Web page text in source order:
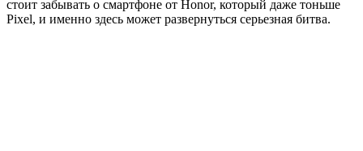
стоит забывать о смартфоне от Honor, который даже тоньше
Pixel, и именно здесь может развернуться серьезная битва.